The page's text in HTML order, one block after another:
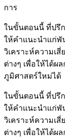
การ
ในขั้นตอนนี้ ที่ปรึก
ให้คำแนะนำแก่พั
วิเคราะห์ความเ
ต่างๆ เพื่อให้ได้ผ
ภูมิศาสตร์ใหม่ได้
ในขั้นตอนนี้ ที่ปรึก
ให้คำแนะนำแก่พั
วิเคราะห์ความเ
ต่างๆ เพื่อให้ได้ผ